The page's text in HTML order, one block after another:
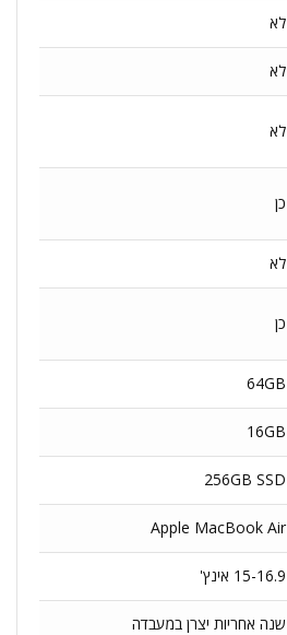
לא
לא
לא
כן
לא
כן
64GB
16GB
256GB SSD
Apple MacBook Air
15-16.9 אינץ'
שנה אחריות יצרן במעבדה